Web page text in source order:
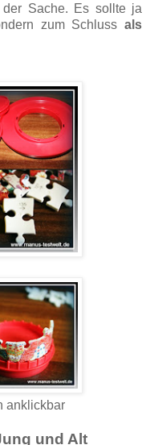
Sache. Es sollte ja
zum Schluss als
anklickbar
und Alt